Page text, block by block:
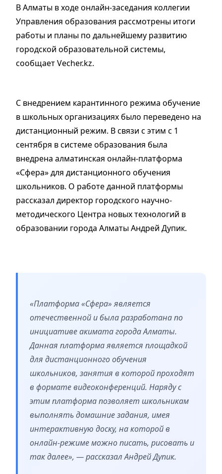
В Алматы в ходе онлайн-заседания коллегии
Управления образования рассмотрены итоги
работы и планы по дальнейшему развитию
городской образовательной системы,
сообщает Vecher.kz.
С внедрением карантинного режима обучение
в школьных организациях было переведено на
дистанционный режим. В связи с этим с 1
сентября в системе образования была
внедрена алматинская онлайн-платформа
«Сфера» для дистанционного обучения
школьников. О работе данной платформы
рассказал директор городского научно-
методического Центра новых технологий в
образовании города Алматы Андрей Дупик.
«Платформа «Сфера» является
отечественной и была разработана по
инициативе акимата города Алматы.
Данная платформа является площадкой
для дистанционного обучения
школьников, занятия в которой проходят
в формате видеоконференций. Наряду с
этим платформа позволяет школьникам
выполнять домашние задания, имея
интерактивную доску, на которой в
онлайн-режиме можно писать, рисовать и
так далее», — рассказал Андрей Дупик.